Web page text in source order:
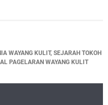
WAYANG KULIT, SEJARAH TOKOH
PAGELARAN WAYANG KULIT